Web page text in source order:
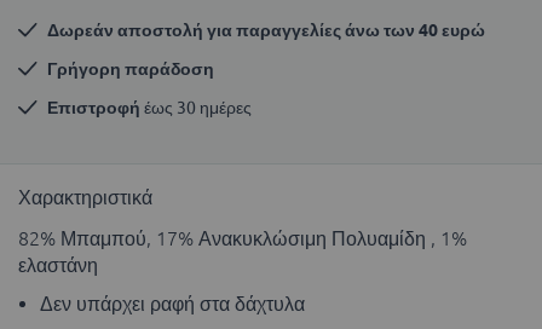
Δωρεάν αποστολή για παραγγελίες άνω των 40 ευρώ
Γρήγορη παράδοση
Επιστροφή έως 30 ημέρες
Χαρακτηριστικά
82% Μπαμπού, 17% Ανακυκλώσιμη Πολυαμίδη , 1%
ελαστάνη
Δεν υπάρχει ραφή στα δάχτυλα